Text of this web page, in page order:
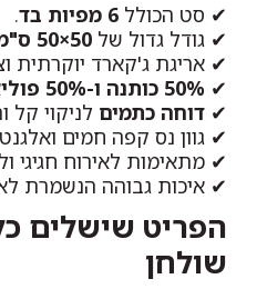
✔ סט הכולל 6 מפיות בד
.
✔ גודל גדול של 50×50 ס"מ
✔ אריגת ג'קארד יוקרתית
✔ 50% כותנה ו-50% פוליאסטר
✔ דוחה כתמים לניקוי קל
✔ גוון נס קפה חמים
✔ מתאימות לאירוח חגיגי
✔ איכות גבוהה הנשמרת
הפריט שישלים
שולחן